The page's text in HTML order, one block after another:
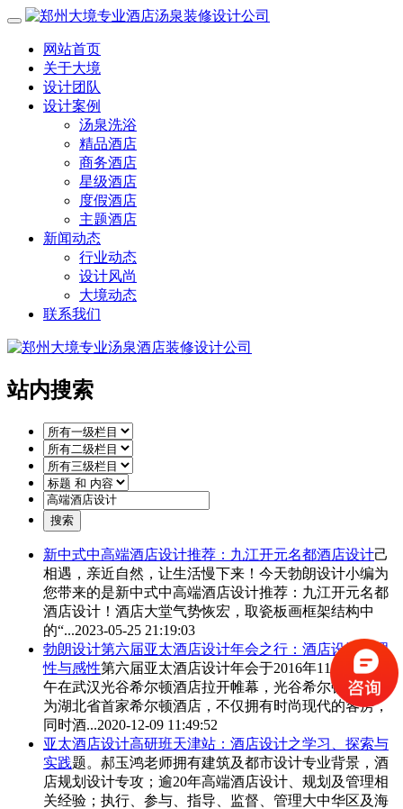
网站首页
关于大境
设计团队
设计案例
汤泉洗浴
精品酒店
商务酒店
星级酒店
度假酒店
主题酒店
新闻动态
行业动态
设计风尚
大境动态
联系我们
站内搜索
新中式中高端酒店设计推荐：九江开元名都酒店设计己
相遇，亲近自然，让生活慢下来！今天勃朗设计小编为
您带来的是新中式中高端酒店设计推荐：九江开元名都
酒店设计！酒店大堂气势恢宏，取瓷板画框架结构中
的“...2023-05-25 21:19:03
勃朗设计第六届亚太酒店设计年会之行：酒店设计中理
性与感性第六届亚太酒店设计年会于2016年11月18日上
午在武汉光谷希尔顿酒店拉开帷幕，光谷希尔顿酒店作
为湖北省首家希尔顿酒店，不仅拥有时尚现代的客房，
同时酒...2020-12-09 11:49:52
亚太酒店设计高研班天津站：酒店设计之学习、探索与
实践题。郝玉鸿老师拥有建筑及都市设计专业背景，酒
店规划设计专攻；逾20年高端酒店设计 、规划及管理相
关经验；执行、参与、指导、监督、管理大中华区及海